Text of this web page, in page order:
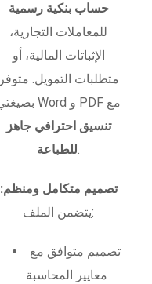
حساب بنكية رسمية
للمعاملات التجارية،
الإثباتات المالية، أو
متطلبات التمويل. متوفر
بصيغتي Word و PDF مع
تنسيق احترافي جاهز
للطباعة.
تصميم متكامل ومنظم:
يتضمن الملف:
تصميم متوافق مع
معايير المحاسبة